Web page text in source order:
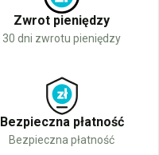
Zwrot pieniędzy
30 dni zwrotu pieniędzy
Bezpieczna płatność
Bezpieczna płatność